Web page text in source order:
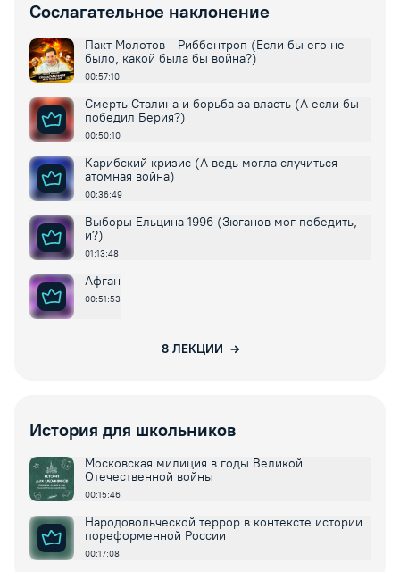
Сослагательное наклонение
Пакт Молотов - Риббентроп (Если бы его не
было, какой была бы война?)
00:57:10
Смерть Сталина и борьба за власть (А если бы
победил Берия?)
00:50:10
Карибский кризис (А ведь могла случиться
атомная война)
00:36:49
Выборы Ельцина 1996 (Зюганов мог победить,
и?)
01:13:48
Афган
00:51:53
8ЛЕКЦИИ
История для школьников
Московская милиция в годы Великой
Отечественной войны
00:15:46
Народовольческой террор в контексте истории
пореформенной России
00:17:08